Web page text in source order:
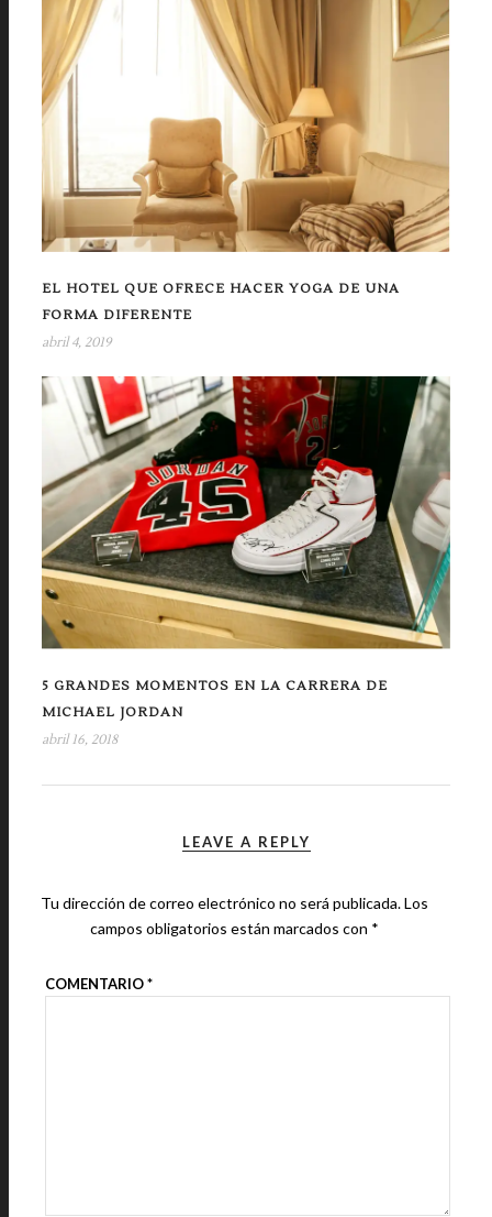
EL HOTEL QUE OFRECE HACER YOGA DE UNA
FORMA DIFERENTE
abril 4, 2019
5 GRANDES MOMENTOS EN LA CARRERA DE
MICHAEL JORDAN
abril 16, 2018
LEAVE A REPLY
Tu dirección de correo electrónico no será publicada.Los
campos obligatorios están marcados con *
COMENTARIO*